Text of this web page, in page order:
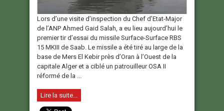
Lors d’une visite d’inspection du Chef d’Etat-Major
de l’ANP Ahmed Gaid Salah, a eu lieu aujourd’hui le
premier tir d’essai du missile Surface-Surface RBS
15 MKIII de Saab. Le missile a été tiré au large de la
base de Mers El Kebir près d’Oran à l’Ouest de la
capitale Alger et a ciblé un patrouilleur OSA II
réformé de la ...
Lire la suite...